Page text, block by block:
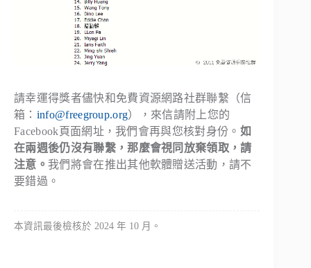
請幸運得獎者儘快和免費資源網路社群聯繫（信
箱： info@freegroup.org），來信請附上您的
Facebook頁面網址，我們會再與您核對身份。 如
在兩週後仍沒有聯繫，那麼會視同放棄領取，請
注意。 我們將會在推出其他軟體贈送活動，請不
要錯過。
本資訊最後檢核於 2024 年 10 月。